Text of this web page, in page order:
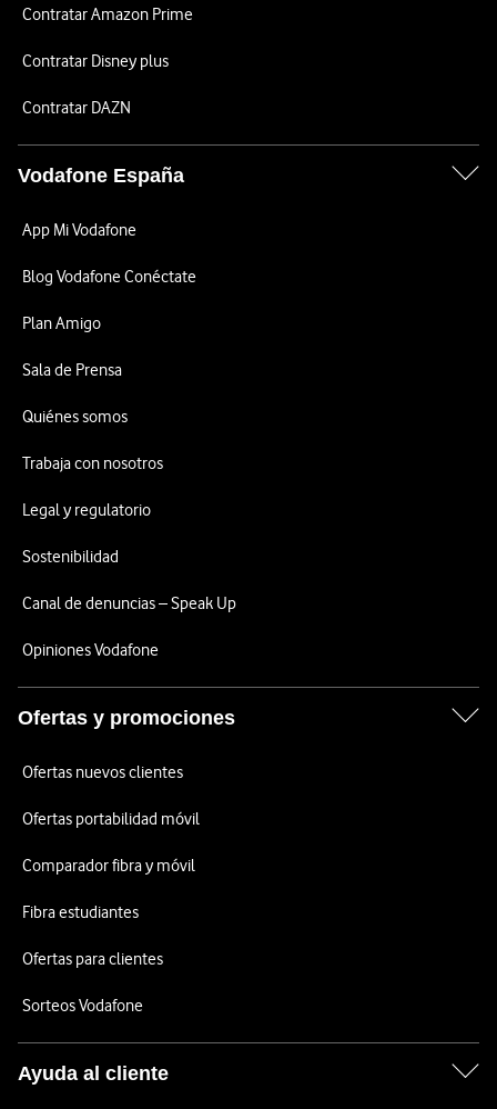
Contratar Amazon Prime
Contratar Disney plus
Contratar DAZN
Vodafone España
App Mi Vodafone
Blog Vodafone Conéctate
Plan Amigo
Sala de Prensa
Quiénes somos
Trabaja con nosotros
Legal y regulatorio
Sostenibilidad
Canal de denuncias – Speak Up
Opiniones Vodafone
Ofertas y promociones
Ofertas nuevos clientes
Ofertas portabilidad móvil
Comparador fibra y móvil
Fibra estudiantes
Ofertas para clientes
Sorteos Vodafone
Ayuda al cliente